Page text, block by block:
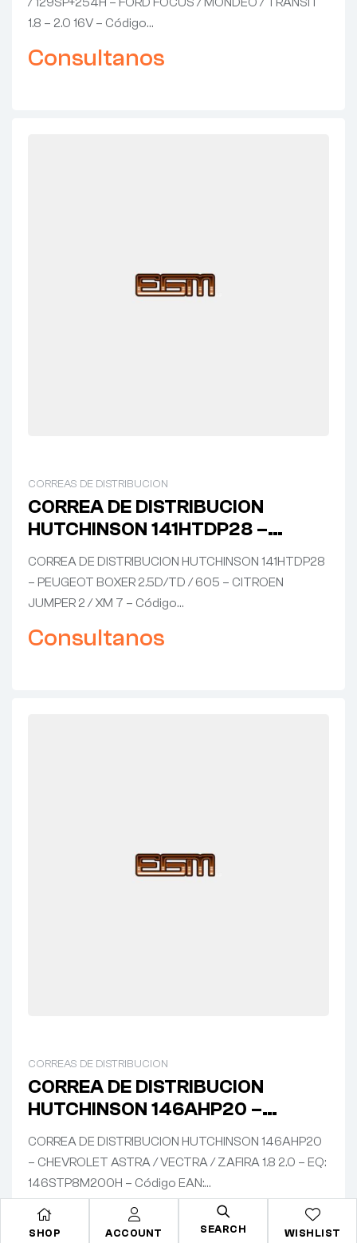
1.8 – 2.0 16V – Código…
Consultanos
CORREAS DE DISTRIBUCION
CORREA DE DISTRIBUCION
HUTCHINSON 141HTDP28 –
PEUGEOT BOXER 2.5D/TD / 605 –
CITROEN JUMPER 2 / XM 7
CORREA DE DISTRIBUCION HUTCHINSON 141HTDP28
– PEUGEOT BOXER 2.5D/TD / 605 – CITROEN
JUMPER 2 / XM 7 – Código…
Consultanos
CORREAS DE DISTRIBUCION
CORREA DE DISTRIBUCION
HUTCHINSON 146AHP20 –
CHEVROLET ASTRA / VECTRA /
ZAFIRA 1.8 2.0 – EQ:
146STP8M200H
CORREA DE DISTRIBUCION HUTCHINSON 146AHP20
– CHEVROLET ASTRA / VECTRA / ZAFIRA 1.8 2.0 – EQ:
146STP8M200H – Código EAN:…
Consultanos
SHOP ACCOUNT SEARCH WISHLIST